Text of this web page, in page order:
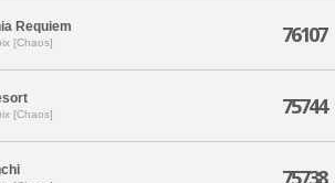
Requiem
[Chaos] 76107
[Chaos] 75744
75738